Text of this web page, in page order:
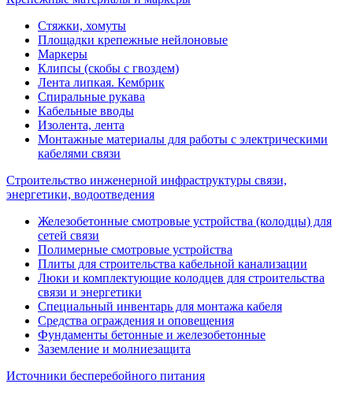
Стяжки, хомуты
Площадки крепежные нейлоновые
Маркеры
Клипсы (скобы с гвоздем)
Лента липкая. Кембрик
Спиральные рукава
Кабельные вводы
Изолента, лента
Монтажные материалы для работы с электрическими
кабелями связи
Строительство инженерной инфраструктуры связи,
энергетики, водоотведения
Железобетонные смотровые устройства (колодцы) для
сетей связи
Полимерные смотровые устройства
Плиты для строительства кабельной канализации
Люки и комплектующие колодцев для строительства
связи и энергетики
Специальный инвентарь для монтажа кабеля
Средства ограждения и оповещения
Фундаменты бетонные и железобетонные
Заземление и молниезащита
Источники бесперебойного питания